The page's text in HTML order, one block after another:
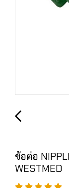
ข้อต่อ
WESTMED